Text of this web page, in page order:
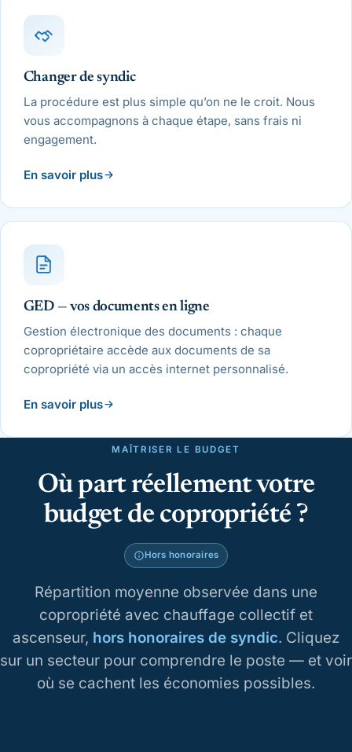
Changer de syndic
La procédure est plus simple qu’on ne le croit. Nous
vous accompagnons à chaque étape, sans frais ni
engagement.
En savoir plus
GED — vos documents en ligne
Gestion électronique des documents : chaque
copropriétaire accède aux documents de sa
copropriété via un accès internet personnalisé.
En savoir plus
MAÎTRISER LE BUDGET
Où part réellement votre
budget de copropriété ?
Hors honoraires
Répartition moyenne observée dans une
copropriété avec chauffage collectif et
ascenseur, hors honoraires de syndic. Cliquez
sur un secteur pour comprendre le poste — et voir
où se cachent les économies possibles.